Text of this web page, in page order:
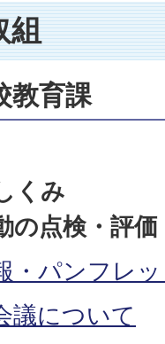
組
教育課
くみ
の点検・評価
・パンフレ
議について